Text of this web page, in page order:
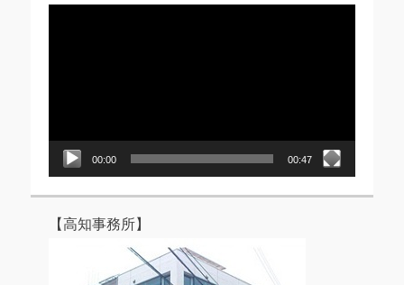
00:00 00:47
【高知事務所】